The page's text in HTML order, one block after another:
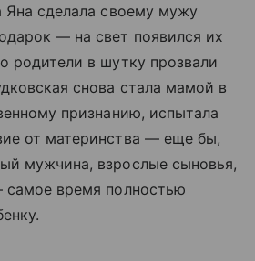
Яна сделала своему мужу
— на свет появился их
родители в шутку прозвали
снова стала мамой в
признанию, испытала
от материнства — еще бы,
мужчина, взрослые сыновья,
самое время полностью